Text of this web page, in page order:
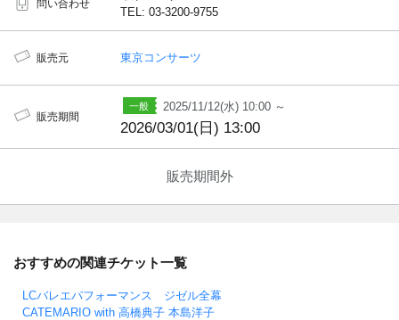
問い合わせ
TEL: 03-3200-9755
販売元 東京コンサーツ
販売期間
2025/11/12(水) 10:00 ～
2026/03/01(日) 13:00
販売期間外
おすすめの関連チケット一覧
LCバレエパフォーマンス ジゼル全幕
CATEMARIO with 高橋典子 本島洋子